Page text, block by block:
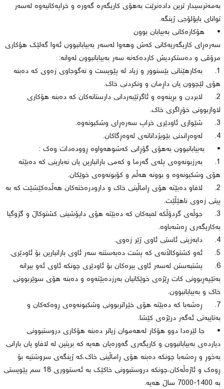
بەمەترسیدار ترین دادەنرێت بەهۆی كاریگەرە گەورە و خراپەكانیەوە لەسەر
توانای بایۆلۆجی ژینگە.
• هۆكارەكانی بەبیابان بوون
سەرەڕای كاریگەریەكانی كەش وهەوا لەسەر بەبیابانبوون ئەوا گەلێك هۆكاری
مرۆڤی و دەستكردیش كاردەكەنە سەر بەبیابانبوون لەوانە:
1. بەكارهێنانی بێسنوور و زیاد لە پێویست و نەگوجاوی زەوی كە دەبنە
هۆی لێچوون یان داڕمان و ونكردنی خاك.
2. لابردن و بڕینەوە و ئاگرتێبەردانی دارستانەكان كە دەبنە هۆكاری
لاوازبوونی خۆڕاگری خاك.
3. شێوازی ئاودێری خراپ سەرەڕای وشكبونەوە.
4. لەوەڕاندنی بێویژدانانەی لەوەڕگاكان.
• بەبیابانبوون بەهۆی گۆڕانی كەشوهەواوە ڕوودەدات وەك :
1. بەرزبونەوەی پلەی گەرما و كەمی بارانبارین یان نەبارینی كە دەبێتە
هۆی وشكبونەوە و بوونە هەڵم و كۆبونەوەی خوێكان.
2. لافاو دەبێتە هۆی ڕاماڵینی خاك و دارودرەختەكان هەڵدەكێشێت كە بە
پیتی زەوی ناهێڵێت.
3. جوڵەی گردۆڵكە لمیەكان كە دەبێتە هۆی داپۆشینی كشتوكاڵ و گژوگیا
بەكاریگەری ڕەشەباوە.
4. دابەزینی ئاستی ئاوی ژێر زەوی.
5. ئەو كشتوكاڵانەی كە پشت دەبەستنە سەر ئاوی بارانبارین بۆ ئاودێری.
6. پشتبەستن لەسەر ئاوی بیرەكان بۆ ئاودێری چونكە ئاوی ئەو بیرانە
بەتێپەڕبوونی كات ڕێژەی خوێكانیان بەرزدەبێتەوە و دەبنە هۆی سوێربوونی
خاك و بەبیابانبوون.
7. ڕەشەبا كە دەبێتە هۆی خێراتربوونی وشكبونەوەی ڕوەكەكان و
بەتایبەتی ئەگەر درێژەی كێشا.
• جا لێرەدا دوو هۆكار لەهەموان زیاتر دەبنە هۆكاری دروستبوونی
دیاردەی بەبیابانبوون و كاریگەری گەورەیان هەیە كە بریتین لە لافاو یان بارانی
بەخوڕ و ڕەشەبا چونكە دەبنە هۆی ڕاماڵینی خاك،كە ژینگەی سروشتیە بۆ
ڕوەك و ئاژەڵەكان،چونكە دروستبوونی خاكێك بە ئەستووری 18 سم پێویستی
بە 1400-7000 ساڵ هەیە.